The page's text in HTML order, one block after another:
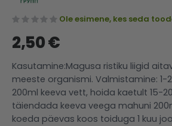
Ole esimene, kes seda
2,50 €
Kasutamine:Magusa ristiku liigid
meeste organismi. Valmistamine: 1-
200ml keeva vett, hoida kaetult 15-
täiendada keeva veega mahuni
koeda päevas koos toiduga 1 kuu